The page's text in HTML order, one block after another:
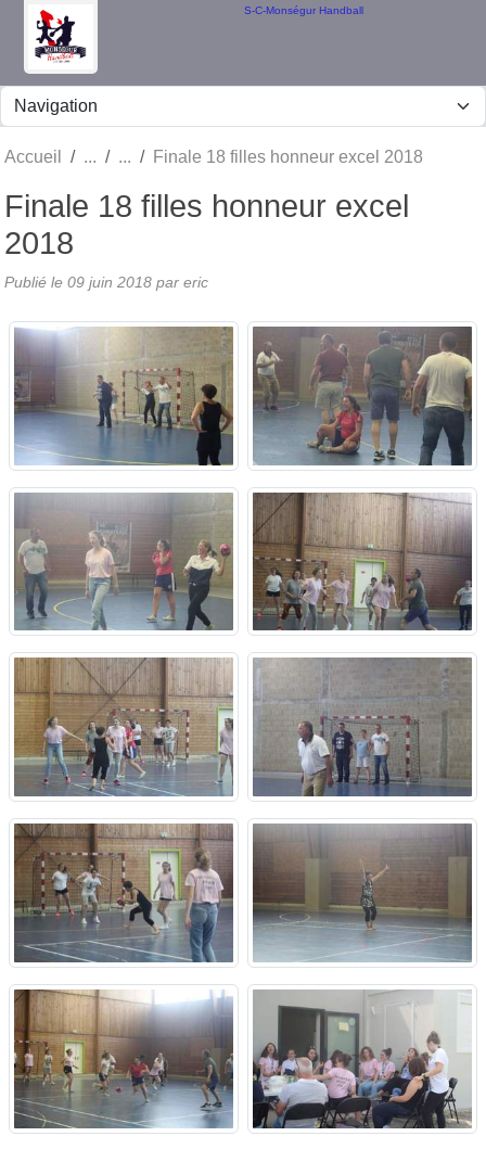
S-C-Monségur Handball
Accueil Finale 18 filles honneur excel 2018
Finale 18 filles honneur excel
2018
Publié le 09 juin 2018 par eric
Panneau de gestion des cookies